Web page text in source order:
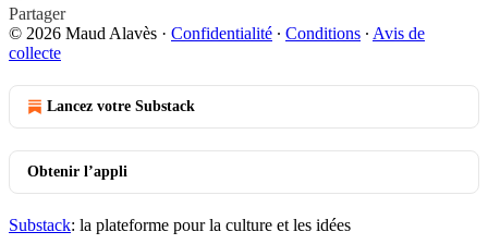
Partager
© 2026 Maud Alavès · Confidentialité ∙ Conditions ∙ Avis de
collecte
Lancez votre Substack
Obtenir l’appli
Substack: la plateforme pour la culture et les idées